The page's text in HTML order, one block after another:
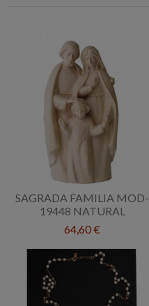
SAGRADA FAMILIA MOD-
19448 NATURAL
64,60 €